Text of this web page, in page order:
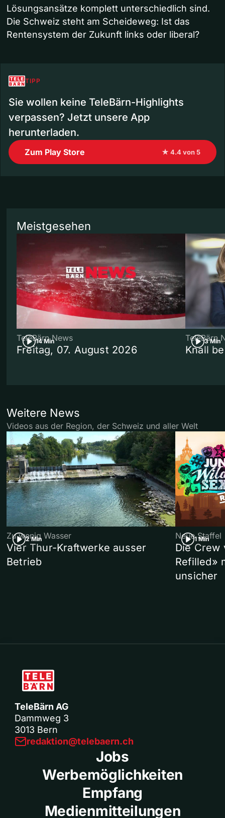
Lösungsansätze komplett unterschiedlich sind.
Die Schweiz steht am Scheideweg: Ist das
Rentensystem der Zukunft links oder liberal?
TIPP
Sie wollen keine TeleBärn-Highlights
verpassen? Jetzt unsere App
herunterladen.
Zum Play Store ★ 4.4 von 5
Meistgesehen
14 Min
TeleBärn News
Freitag, 07. August 2026
3 Min
TeleBärn
Knall
Weitere News
Videos aus der Region, der Schweiz und aller Welt
2 Min
Zu wenig Wasser
Vier Thur-Kraftwerke ausser
Betrieb
1 Min
Neue Staffel
Die Crew
Refilled»
unsicher
TeleBärn AG
Dammweg 3
3013 Bern
redaktion@telebaern.ch
Jobs
Werbemöglichkeiten
Empfang
Medienmitteilungen